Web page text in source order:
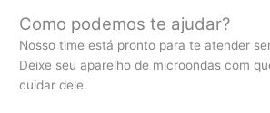
Como podemos te ajudar?
Nosso time está pronto para te atender
Deixe seu aparelho de microondas com
cuidar dele.